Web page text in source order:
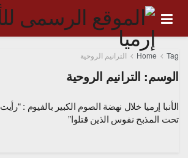
Home Tag الترانيم الروحية
الوسم: الترانيم الروحية
الأنبا إرميا خلال نهضة الصوم الكبير بالفيوم : “رأيت
تحت المذبح نفوس الذين قتلوا”